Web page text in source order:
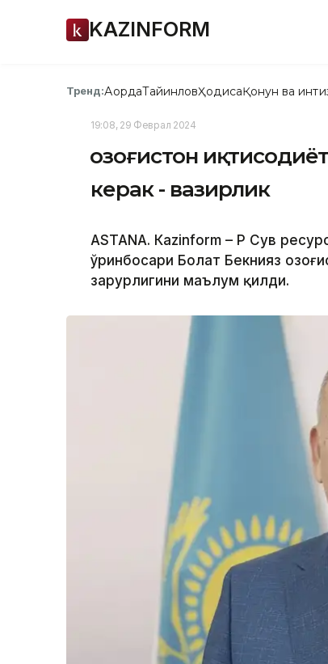
KAZINFORM
Тренд:АқордаТайинловҲодисаҚонун ва
19:08, 29 Феврал 2024
Қозоғистон
керак - вазирлик
ASTANА. Кazinform – ҚР Сув
ўринбосари Болат Бекнияз
зарурлигини маълум қилди.